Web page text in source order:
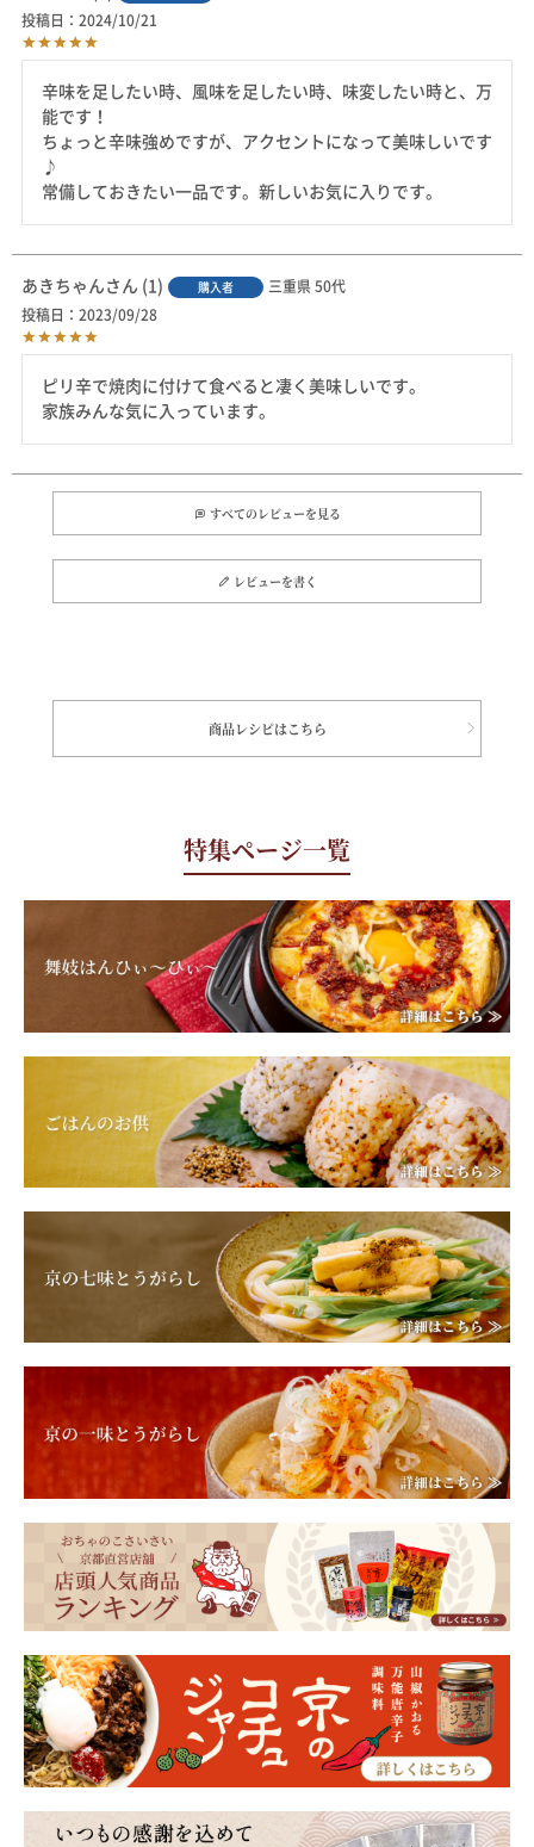
投稿日 2024/10/21
辛味を足したい時、風味を足したい時、味変したい時と、万
能です！
ちょっと辛味強めですが、アクセントになって美味しいです
♪
常備しておきたい一品です。新しいお気に入りです。
あきちゃん 1 購入者 三重県 50代
投稿日
2023/09/28
ピリ辛で焼肉に付けて食べると凄く美味しいです。
家族みんな気に入っています。
すべてのレビューを見る
レビューを書く
商品レシピはこちら
特集ページ一覧